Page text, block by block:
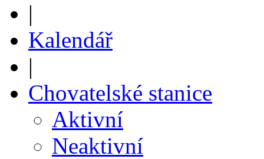
|
Kalendář
|
Chovatelské stanice
Aktivní
Neaktivní